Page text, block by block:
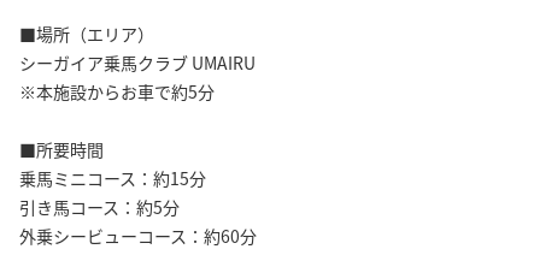
■場所（エリア）
シーガイア乗馬クラブ UMAIRU
※本施設からお車で約5分
■所要時間
乗馬ミニコース：約15分
引き馬コース：約5分
外乗シービューコース：約60分